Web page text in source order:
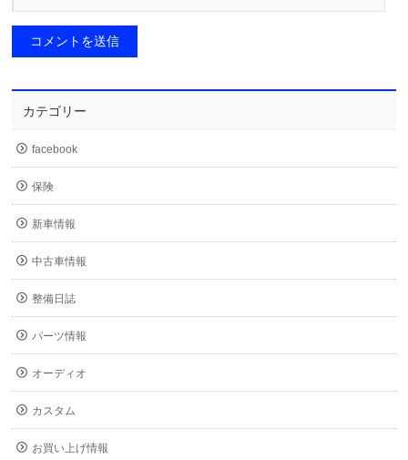
カテゴリー
facebook
保険
新車情報
中古車情報
整備日誌
パーツ情報
オーディオ
カスタム
お買い上げ情報